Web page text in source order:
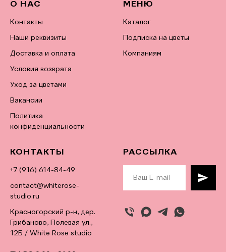
О НАС
Контакты
Наши реквизиты
Доставка и оплата
Условия возврата
Уход за цветами
Вакансии
Политика
конфиденциальности
МЕНЮ
Каталог
Подписка на цветы
Компаниям
КОНТАКТЫ
+7 (916) 614-84-49
contact@whiterose-
studio.ru
Красногорский р-н, дер.
Грибаново, Полевая ул.,
12Б / White Rose studio
РАССЫЛКА